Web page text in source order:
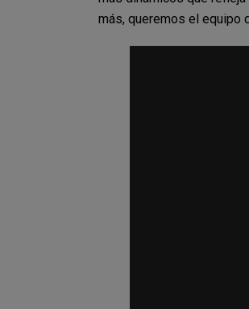
más, queremos el equipo